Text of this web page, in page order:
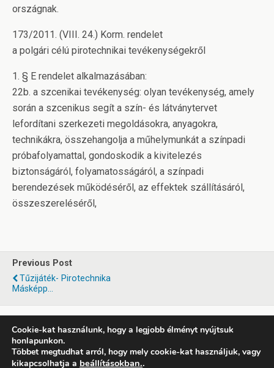
országnak.
173/2011. (VIII. 24.) Korm. rendelet
a polgári célú pirotechnikai tevékenységekről
1. § E rendelet alkalmazásában:
22b. a szcenikai tevékenység: olyan tevékenység, amely
során a szcenikus segít a szín- és látványtervet
lefordítani szerkezeti megoldásokra, anyagokra,
technikákra, összehangolja a műhelymunkát a színpadi
próbafolyamattal, gondoskodik a kivitelezés
biztonságáról, folyamatosságáról, a színpadi
berendezések működéséről, az effektek szállításáról,
összeszereléséről,
Previous Post
Tűzijáték- Pirotechnika
Másképp...
Cookie-kat használunk, hogy a legjobb élményt nyújtsuk
honlapunkon.
Többet megtudhat arról, hogy mely cookie-kat használjuk, vagy
kikapcsolhatja a beállításokban..